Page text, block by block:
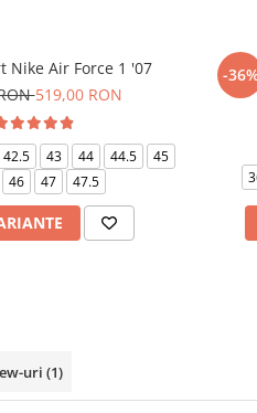
Nike Air Force 1 '07
519,00 RON
42.5 43 44 44.5
45
46 47 47.5
-
uri (1)